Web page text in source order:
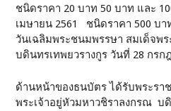
ชนิดราคา 20 บาท 50 บาท และ
เมษายน 2561 ชนิดราคา 500 บา
วันเฉลิมพระชนมพรรษา สมเด็จพ
บดินทรเทพยวรางกูร วันที่ 28 กรก
ด้านหน้าของธนบัตร ได้รับพระร
พระเจ้าอยู่หัวมหาวชิราลงกรณ บ